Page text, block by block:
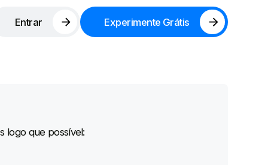
Entrar Experimente Grátis
logo que possível: